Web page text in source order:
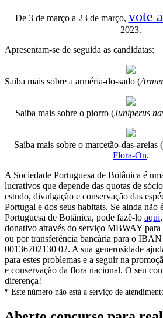
De 3 de março a 23 de março, vote
2023.
Apresentam-se de seguida as candidatas:
Saiba mais sobre a arméria-do-sado (
Saiba mais sobre o piorro (Juniperus
Saiba mais sobre o marcetão-das-areias (
Flora-On.
A Sociedade Portuguesa de Botânica é
lucrativos que depende das quotas de
estudo, divulgação e conservação das
Portugal e dos seus habitats. Se ainda não
Portuguesa de Botânica, pode fazê-lo aqui
donativo através do serviço MBWAY
ou por transferência bancária para o
00136702130 02. A sua generosidade
para estes problemas e a seguir na
e conservação da flora nacional. O seu
diferença!
* Este número não está a serviço de